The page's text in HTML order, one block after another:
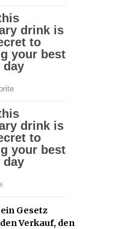
Gesetz
Verkauf, den